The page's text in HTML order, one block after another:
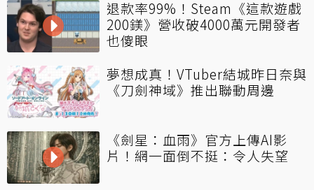
退款率99%！Steam《這款遊戲
200鎂》營收破4000萬元開發者
也傻眼
夢想成真！VTuber結城昨日奈與
《刀劍神域》推出聯動周邊
《劍星：血雨》官方上傳AI影
片！網一面倒不挺：令人失望